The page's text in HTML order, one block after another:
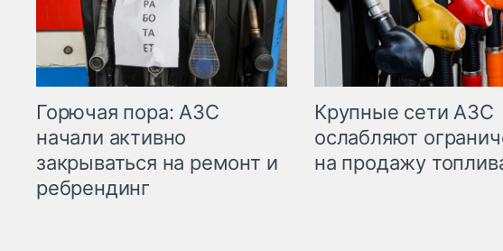
Горючая пора: АЗС
начали активно
закрываться на ремонт и
ребрендинг
Крупные сети АЗС
ослабляют
на продажу